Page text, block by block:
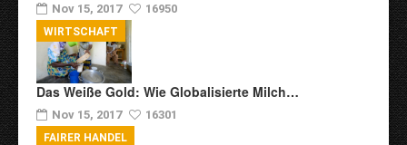
Nov 15, 2017 16950
Das Weiße Gold: Wie Globalisierte Milch…
Nov 15, 2017 16301
WIRTSCHAFT
FAIRER HANDEL